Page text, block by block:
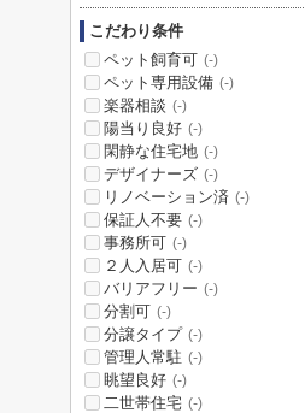
こだわり条件
ペット飼育可 (-)
ペット専用設備 (-)
楽器相談 (-)
陽当り良好 (-)
閑静な住宅地 (-)
デザイナーズ (-)
リノベーション済 (-)
保証人不要 (-)
事務所可 (-)
２人入居可 (-)
バリアフリー (-)
分割可 (-)
分譲タイプ (-)
管理人常駐 (-)
眺望良好 (-)
二世帯住宅 (-)